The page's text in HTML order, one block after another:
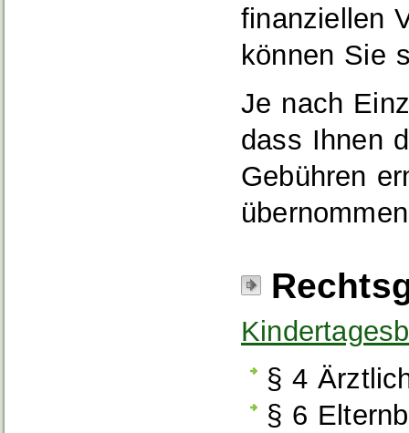
finanziellen
können Sie
Je nach
dass Ihnen
Gebühren
§ 4
§ 6